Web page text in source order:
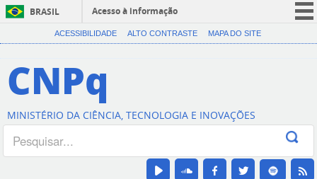
BRASIL
Acesso à informação
CORONAVÍRUS (COVID-19)
Canais
ACESSIBILIDADE ALTO CONTRASTE MAPA DO SITE
CNPq
MINISTÉRIO DA CIÊNCIA, TECNOLOGIA E INOVAÇÕES